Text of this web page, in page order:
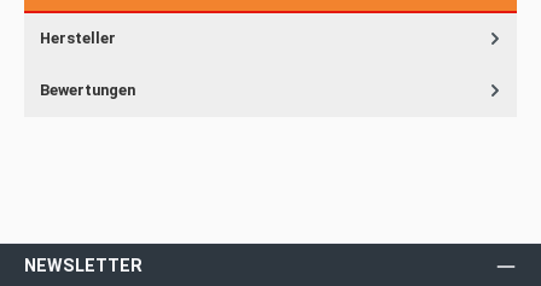
Hersteller
Bewertungen
NEWSLETTER